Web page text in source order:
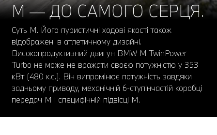
М — ДО САМОГО СЕРЦЯ.
Суть M. Його пуристичні ходові якості також
відображені в атлетичному дизайні.
Високопродуктивний двигун BMW M TwinPower
Turbo не може не вражати своєю потужністю у 353
кВт (480 к.с.). Він випромінює потужність завдяки
задньому приводу, механічній 6-ступінчастій коробці
передач M і специфічній підвісці M.